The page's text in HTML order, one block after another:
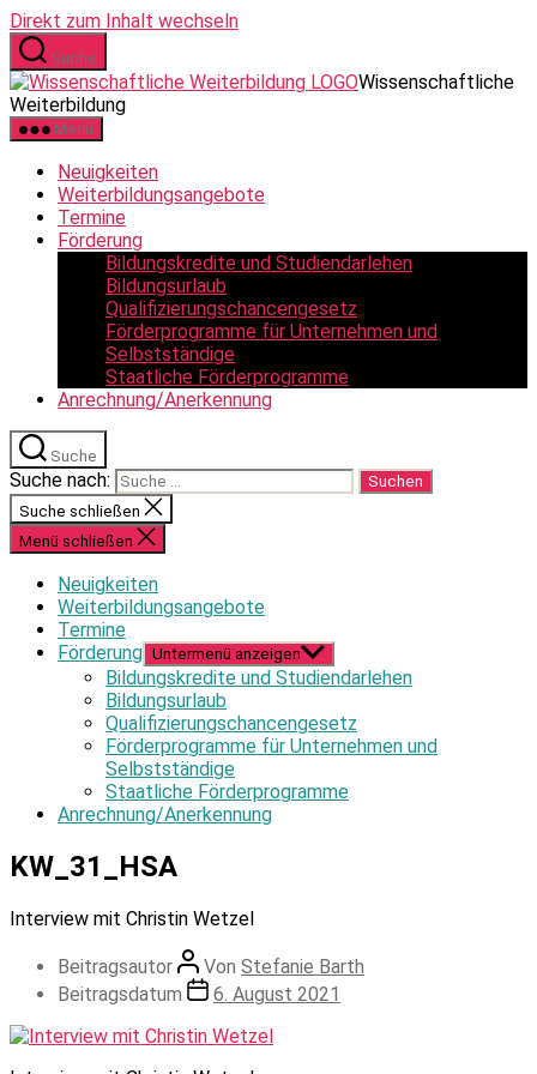
Direkt zum Inhalt wechseln
Suche
Wissenschaftliche
Weiterbildung
Menü
Neuigkeiten
Weiterbildungsangebote
Termine
Förderung
Bildungskredite und Studiendarlehen
Bildungsurlaub
Qualifizierungschancengesetz
Förderprogramme für Unternehmen und
Selbstständige
Staatliche Förderprogramme
Anrechnung/Anerkennung
Suche
Suche nach:
Suche schließen
Menü schließen
Neuigkeiten
Weiterbildungsangebote
Termine
Förderung Untermenü anzeigen
Bildungskredite und Studiendarlehen
Bildungsurlaub
Qualifizierungschancengesetz
Förderprogramme für Unternehmen und
Selbstständige
Staatliche Förderprogramme
Anrechnung/Anerkennung
KW_31_HSA
Interview mit Christin Wetzel
Beitragsautor Von Stefanie Barth
Beitragsdatum
6. August 2021